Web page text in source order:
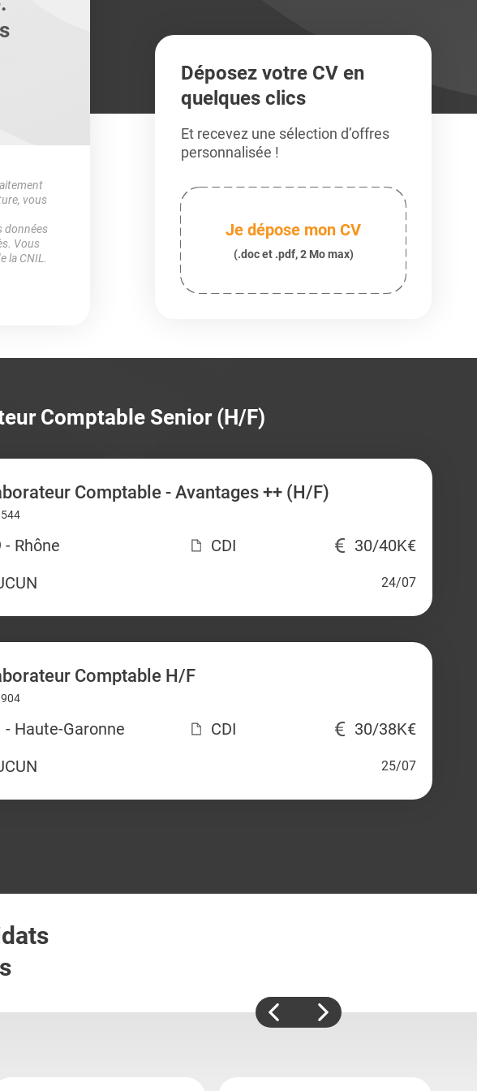
vous
données
Vous
la CNIL.
Déposez votre CV en
quelques clics
Et recevez une sélection d’offres
personnalisée !
Je dépose mon CV
(.doc et .pdf, 2 Mo max)
Comptable Senior (H/F)
Comptable - Avantages ++ (H/F)
- Rhône CDI
30/40K€
24/07
Comptable H/F
- Haute-Garonne CDI
30/38K€
25/07